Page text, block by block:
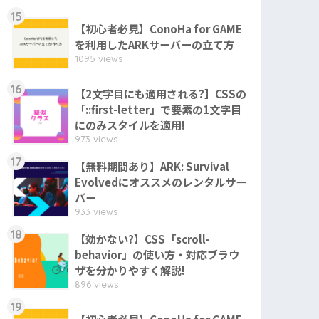
15
【初心者必見】ConoHa for GAME
を利用したARKサーバーの立て方
1095 views
16
【2文字目にも適用される?】CSSの
「::first-letter」で要素の1文字目
にのみスタイルを適用!
973 views
17
【無料期間あり】ARK: Survival
Evolvedにオススメのレンタルサー
バー
933 views
18
【効かない?】CSS「scroll-
behavior」の使い方・対応ブラウ
ザを分かりやすく解説!
896 views
19